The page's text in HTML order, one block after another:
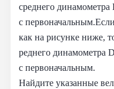
среднего
с
как на рисунке ниже,
реднего динамометра
с первоначальным.
Найдите указанные